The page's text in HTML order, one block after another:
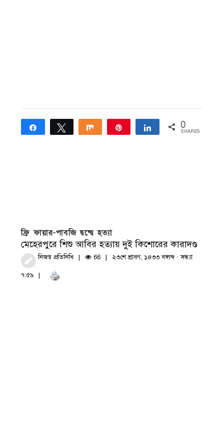
Share Tweet Share Share 0
SHARES
ফ্রি ফায়ার-পাবজি দ্বন্দ্বে হত্যা
মেহেরপুরে শিশু আবির হত্যায় দুই কিশোরের কারাদণ্ড
নিজস্ব প্রতিনিধি 66 ২৩শে শ্রাবণ, ১৪৩৩ বঙ্গাব্দ · সন্ধ্যা
৭:৫৯